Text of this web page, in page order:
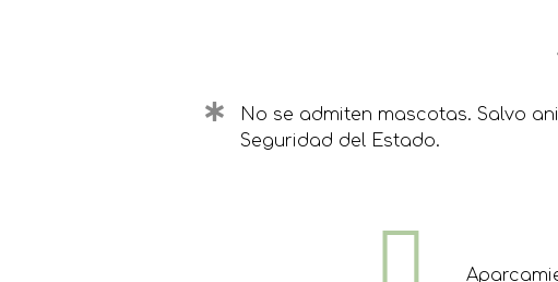
No se admiten mascotas. Salvo
Seguridad del Estado.